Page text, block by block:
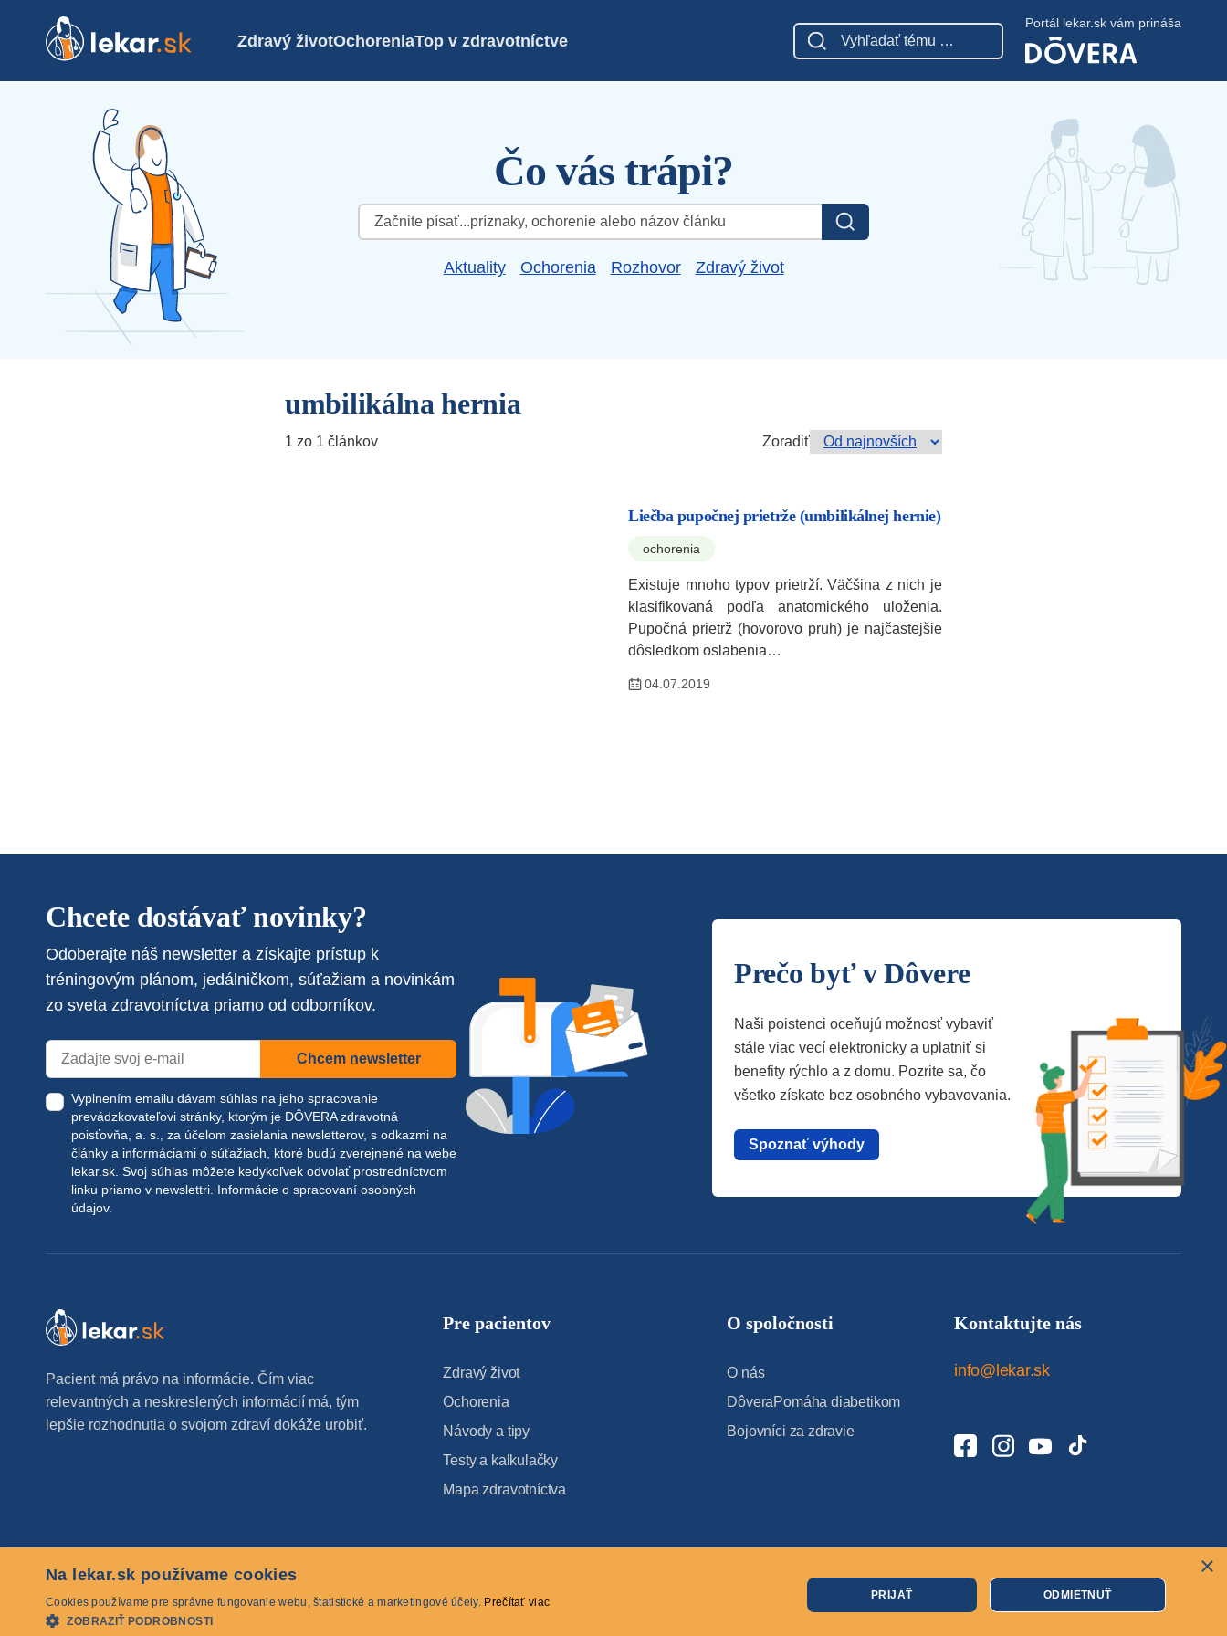
Zdravý životOchoreniaTop v zdravotníctve
Portál lekar.sk vám prináša
Čo vás trápi?
Hľadať:
Aktuality Ochorenia Rozhovor Zdravý život
umbilikálna hernia
1 zo 1 článkov Zoradiť
Liečba pupočnej prietrže (umbilikálnej hernie)
ochorenia
Existuje mnoho typov prietrží. Väčšina z nich je
klasifikovaná podľa anatomického uloženia.
Pupočná prietrž (hovorovo pruh) je najčastejšie
dôsledkom oslabenia…
04.07.2019
Chcete dostávať novinky?
Odoberajte náš newsletter a získajte prístup k
tréningovým plánom, jedálničkom, súťažiam a novinkám
zo sveta zdravotníctva priamo od odborníkov.
Chcem newsletter
Vyplnením emailu dávam súhlas na jeho spracovanie
prevádzkovateľovi stránky, ktorým je DÔVERA zdravotná
poisťovňa, a. s., za účelom zasielania newsletterov, s odkazmi na
články a informáciami o súťažiach, ktoré budú zverejnené na webe
lekar.sk . Svoj súhlas môžete kedykoľvek odvolať prostredníctvom
linku priamo v newslettri. Informácie o spracovaní osobných
údajov.
Prečo byť v Dôvere
Naši poistenci oceňujú možnosť vybaviť
stále viac vecí elektronicky a uplatniť si
benefity rýchlo a z domu. Pozrite sa, čo
všetko získate bez osobného vybavovania.
Spoznať výhody
Pacient má právo na informácie. Čím viac
relevantných a neskreslených informácií má, tým
lepšie rozhodnutia o svojom zdraví dokáže urobiť.
Pre pacientov
Zdravý život
Ochorenia
Návody a tipy
Testy a kalkulačky
Mapa zdravotníctva
O spoločnosti
O nás
DôveraPomáha diabetikom
Bojovníci za zdravie
Kontaktujte nás
info@lekar.sk
© 2026 lekar.sk Všetky práva vyhradené Cookies
×
Na lekar.sk používame cookies
Cookies používame pre správne fungovanie webu, štatistické a marketingové účely. Prečítať viac
ZOBRAZIŤ PODROBNOSTI
PRIJAŤ ODMIETNUŤ